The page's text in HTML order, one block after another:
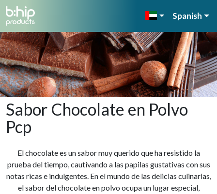
Spanish
Sabor Chocolate en Polvo
Pcp
El chocolate es un sabor muy querido que ha resistido la
prueba del tiempo, cautivando a las papilas gustativas con sus
notas ricas e indulgentes. En el mundo de las delicias culinarias,
el sabor del chocolate en polvo ocupa un lugar especial,